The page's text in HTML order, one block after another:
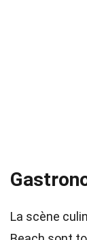
La scène